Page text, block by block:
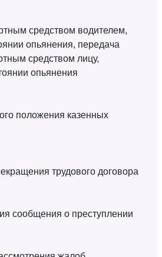
средством водителем,
опьянения, передача
средством лицу,
опьянения
положения казенных
трудового договора
сообщения о преступлении